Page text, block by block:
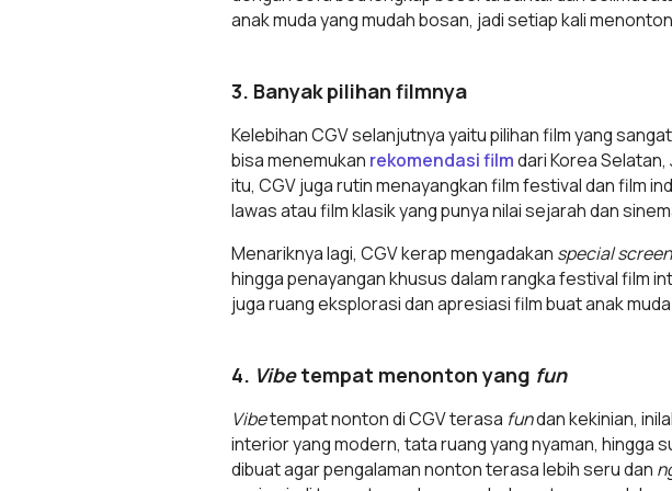
anak muda yang mudah bosan, jadi setiap kali
3. Banyak pilihan filmnya
Kelebihan CGV selanjutnya yaitu pilihan film yang
bisa menemukan rekomendasi filmdari Korea Selatan,
itu, CGV juga rutin menayangkan film festival dan film
lawas atau film klasik yang punya nilai sejarah dan
Menariknya lagi, CGV kerap mengadakan special
hingga penayangan khusus dalam rangka festival film
juga ruang eksplorasi dan apresiasi film buat anak
4. Vibetempat menonton yang fun
Vibetempat nonton di CGV terasa fundan kekinian,
interior yang modern, tata ruang yang nyaman, hingga
dibuat agar pengalaman nonton terasa lebih seru dan